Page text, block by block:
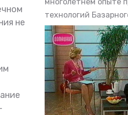
не
технологий